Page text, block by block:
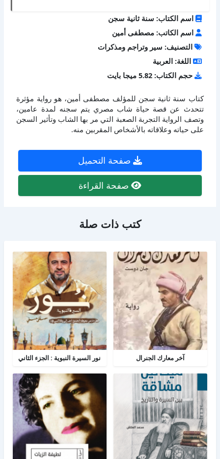
اسم الكتاب: سنة ثانية سجن
اسم الكاتب: مصطفى أمين
التصنيف: سير وتراجم ومذكرات
اللغة: العربية
حجم الكتاب: 5.82 ميجا بايت
كتاب سنة ثانية سجن للمؤلف مصطفى أمين، هو رواية مؤثرة
تتحدث عن قصة حياة شاب مصري يتم سجنه لمدة عامين،
وتصف الرواية التجربة الصعبة التي مر بها الشاب وتأثير السجن
على حياته وعلاقاته بالأشخاص المقربين منه.
صفحة التحميل
صفحة القراءة
كتب ذات صلة
آخر معارك الجنرال نور السيرة النبوية : الجزء الثاني